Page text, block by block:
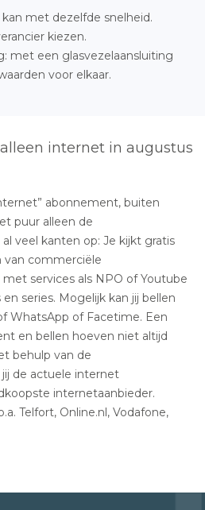
met dezelfde snelheid.
kiezen.
met een glasvezelaansluiting
voor elkaar.
internet in augustus
abonnement, buiten
puur alleen de
veel kanten op: Je kijkt gratis
van commerciële
services als NPO of Youtube
series. Mogelijk kan jij bellen
WhatsApp of Facetime. Een
en bellen hoeven niet altijd
behulp van de
de actuele internet
internetaanbieder.
Telfort, Online.nl, Vodafone,